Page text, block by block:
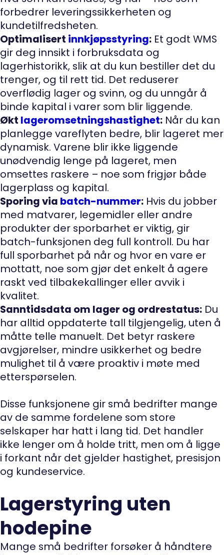
forbedrer leveringssikkerheten og
kundetilfredsheten.
Optimalisert innkjøpsstyring: Et godt WMS
gir deg innsikt i forbruksdata og
lagerhistorikk, slik at du kun bestiller det du
trenger, og til rett tid. Det reduserer
overflødig lager og svinn, og du unngår å
binde kapital i varer som blir liggende.
Økt lageromsetningshastighet: Når du kan
planlegge vareflyten bedre, blir lageret mer
dynamisk. Varene blir ikke liggende
unødvendig lenge på lageret, men
omsettes raskere – noe som frigjør både
lagerplass og kapital.
Sporing via batch-nummer: Hvis du jobber
med matvarer, legemidler eller andre
produkter der sporbarhet er viktig, gir
batch-funksjonen deg full kontroll. Du har
full sporbarhet på når og hvor en vare er
mottatt, noe som gjør det enkelt å agere
raskt ved tilbakekallinger eller avvik i
kvalitet.
Sanntidsdata om lager og ordrestatus: Du
har alltid oppdaterte tall tilgjengelig, uten å
måtte telle manuelt. Det betyr raskere
avgjørelser, mindre usikkerhet og bedre
mulighet til å være proaktiv i møte med
etterspørselen.
Disse funksjonene gir små bedrifter mange
av de samme fordelene som store
selskaper har hatt i lang tid. Det handler
ikke lenger om å holde tritt, men om å ligge
i forkant når det gjelder hastighet, presisjon
og kundeservice.
Lagerstyring uten
hodepine
Mange små bedrifter forsøker å håndtere